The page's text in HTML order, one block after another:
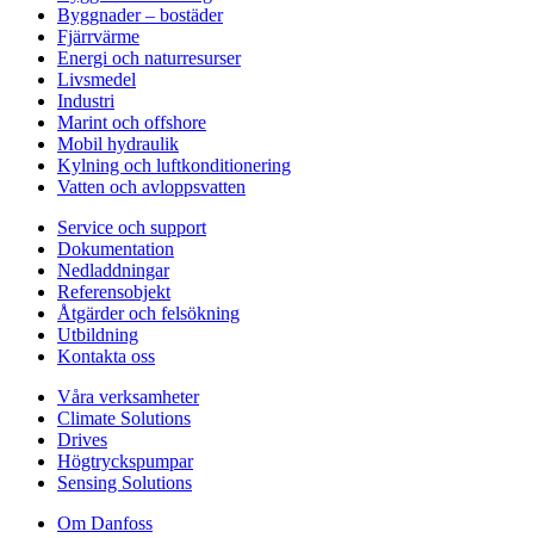
Byggnader – bostäder
Fjärrvärme
Energi och naturresurser
Livsmedel
Industri
Marint och offshore
Mobil hydraulik
Kylning och luftkonditionering
Vatten och avloppsvatten
Service och support
Dokumentation
Nedladdningar
Referensobjekt
Åtgärder och felsökning
Utbildning
Kontakta oss
Våra verksamheter
Climate Solutions
Drives
Högtryckspumpar
Sensing Solutions
Om Danfoss